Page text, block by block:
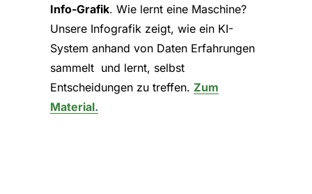
Info-Grafik. Wie lernt eine Maschine?
Unsere Infografik zeigt, wie ein KI-
System anhand von Daten Erfahrungen
sammelt und lernt, selbst
Entscheidungen zu treffen. Zum
Material.